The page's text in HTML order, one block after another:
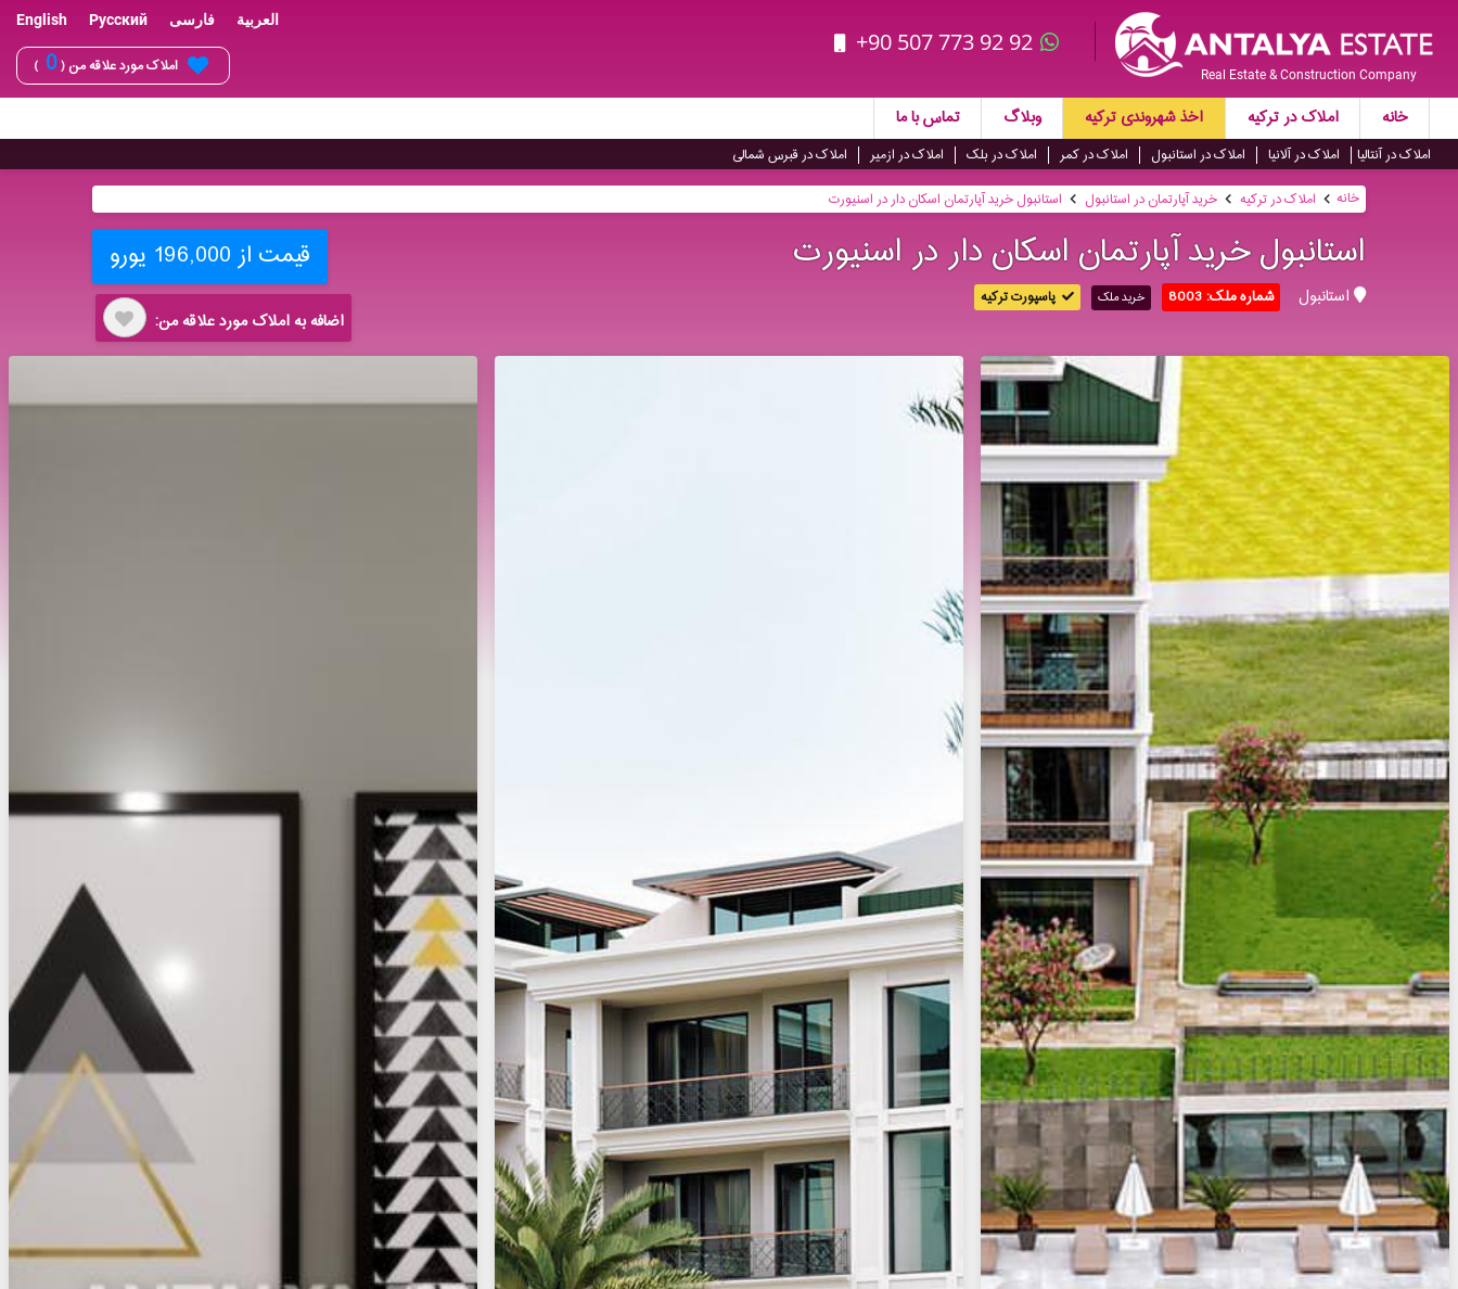
Real Estate & Construction Company
+90 507 773 92 92
English Русский فارسی العربية
املاک مورد علاقه من (0
)
خانه املاک در ترکیه اخذ شهروندی ترکیه وبلاگ تماس با ما
املاک در آنتالیا املاک در آلانیا املاک در استانبول املاک در کمر املاک در بلک املاک در ازمیر
املاک در قبرس شمالی
خانه
املاک در ترکیه خرید آپارتمان در استانبول استانبول خرید آپارتمان اسکان دار در اسنیورت
استانبول خرید آپارتمان اسکان دار در اسنیورت
استانبول شماره ملک: 8003 خرید ملک پاسپورت ترکیه
قیمت از 196,000 یورو
اضافه به املاک مورد علاقه من: